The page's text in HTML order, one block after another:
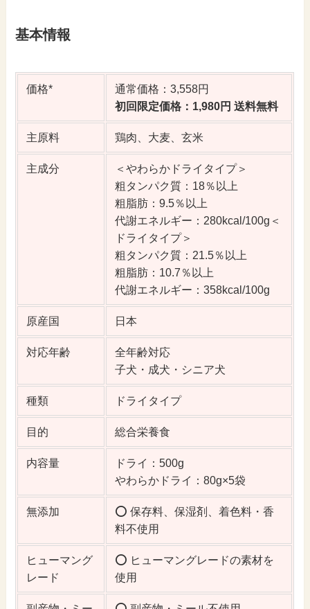
基本情報
価格*
通常価格：3,558円
初回限定価格：1,980円 送料無料
主原料 鶏肉、大麦、玄米
主成分
＜やわらかドライタイプ＞
粗タンパク質：18％以上
粗脂肪：9.5％以上
代謝エネルギー：280kcal/100g＜
ドライタイプ＞
粗タンパク質：21.5％以上
粗脂肪：10.7％以上
代謝エネルギー：358kcal/100g
原産国 日本
対応年齢
全年齢対応
子犬・成犬・シニア犬
種類 ドライタイプ
目的 総合栄養食
内容量
ドライ：500g
やわらかドライ：80g×5袋
無添加
⭕️ 保存料、保湿剤、着色料・香
料不使用
ヒューマング
レード
⭕️ ヒューマングレードの素材を
使用